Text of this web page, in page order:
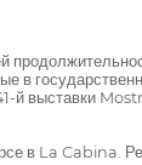
й выставки
в La Cabina.